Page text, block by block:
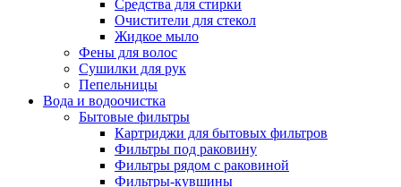
Средства для стирки
Очистители для стекол
Жидкое мыло
Фены для волос
Сушилки для рук
Пепельницы
Вода и водоочистка
Бытовые фильтры
Картриджи для бытовых фильтров
Фильтры под раковину
Фильтры рядом с раковиной
Фильтры-кувшины